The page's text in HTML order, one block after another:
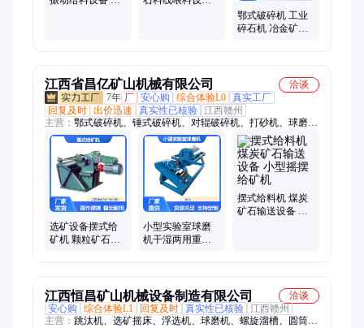
鄂式破碎机 工业
碎石机 冶金矿山
江西省昌亿矿山机械有限公司
洽谈
7年 厂 安心购 综合体验L0 真实工厂
回复及时 出价迅速 真实性已核验 江西赣州
主营： 鄂式破碎机、锤式破碎机、对辊破碎机、打砂机、球磨
机、碾金机、螺旋分级机、滚筒筛、振动筛、脱水筛、泥石分离
机、滚轴筛、滚筒洗石机、给料机、螺旋洗矿机、轮斗洗沙机、
螺旋洗沙机、擦洗机、选矿摇床、浮选机、磁选机、搅拌桶、螺
旋溜槽、选矿离心机、跳汰机
选矿设备摆式给
矿机 颗粒矿石定
小型实验室球磨
机干湿两用重晶
摆式给料机 煤炭
矿石输送设备 小
江西恒昌矿山机械设备制造有限公司
洽谈
安心购
综合体验L1 回复及时 真实性已核验 江西赣州
主营： 跳汰机、选矿摇床、浮选机、球磨机、螺旋溜槽、圆筒洗